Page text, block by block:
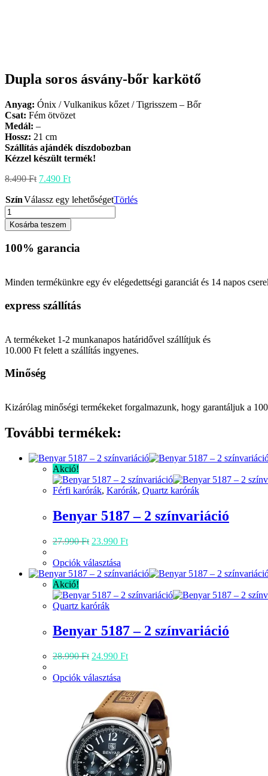
Dupla soros ásvány-bőr karkötő
Anyag: Ónix / Vulkanikus kőzet / Tigrisszem – Bőr
Csat: Fém ötvözet
Medál: –
Hossz: 21 cm
Szállítás ajándék díszdobozban
Kézzel készült termék!
8.490Ft Original
was:
7.490 FtCurrent
is:
SzínVálassz egy lehetőségetTörlés
Dupla
soros
ásvány-
bőr
karkötő
Kosárba teszem
100% garancia
Minden termékünkre egy év elégedettségi garanciát és 14 napos
express szállítás
A termékeket 1-2 munkanapos határidővel szállítjuk és
10.000 Ft felett a szállítás ingyenes.
Minőség
Kizárólag minőségi termékeket forgalmazunk, hogy garantáljuk a
További termékek:
Akció!
Férfi karórák, Karórák, Quartz karórák
Benyar 5187 – 2 színvariáció
27.990Ft Original
was:
27.990 Ft.
23.990 FtCurrent
23.990 Ft.
Opciók választása
a
több
A
változatok
termékoldalon
ki
Akció!
Quartz karórák
Benyar 5187 – 2 színvariáció
28.990Ft Original
was:
28.990 Ft.
24.990 FtCurrent
Opciók választása
a
terméknek
több
variációja
van.
A
változatok
a